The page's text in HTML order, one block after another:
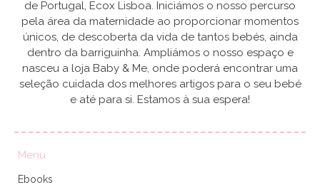
de Portugal, Ecox Lisboa. Iniciámos o nosso percurso
pela área da maternidade ao proporcionar momentos
únicos, de descoberta da vida de tantos bebés, ainda
dentro da barriguinha. Ampliámos o nosso espaço e
nasceu a loja Baby & Me, onde poderá encontrar uma
seleção cuidada dos melhores artigos para o seu bebé
e até para si. Estamos à sua espera!
Menu
Ebooks